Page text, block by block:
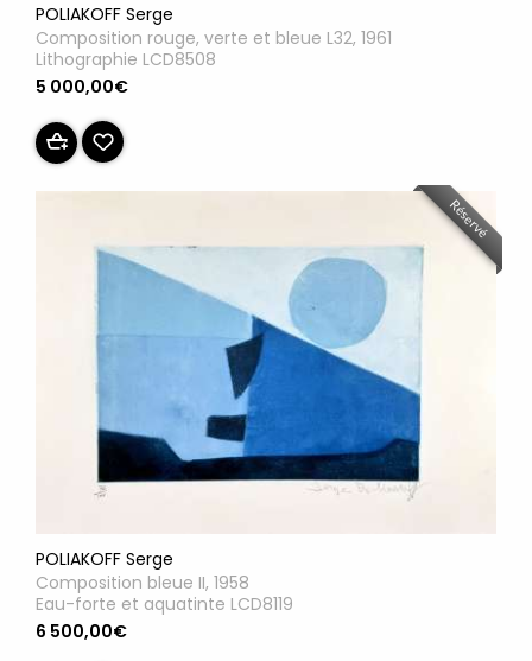
POLIAKOFF Serge
Composition rouge, verte et bleue L32, 1961
Lithographie LCD8508
5 000,00€
Réservé
POLIAKOFF Serge
Composition bleue II, 1958
Eau-forte et aquatinte LCD8119
6 500,00€